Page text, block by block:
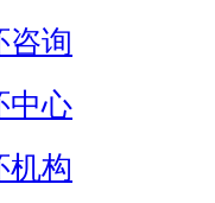
咨询
中心
机构